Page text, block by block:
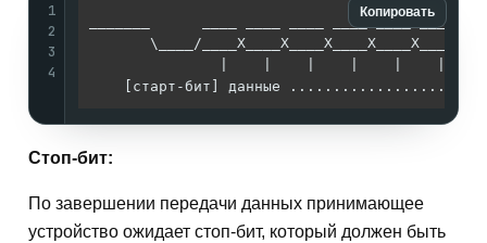
Копировать
1
2
3
4
_______      ____ ____ ____ ____ ____ ____
\____/
Стоп-бит:
По завершении передачи данных принимающее
устройство ожидает стоп-бит, который должен быть